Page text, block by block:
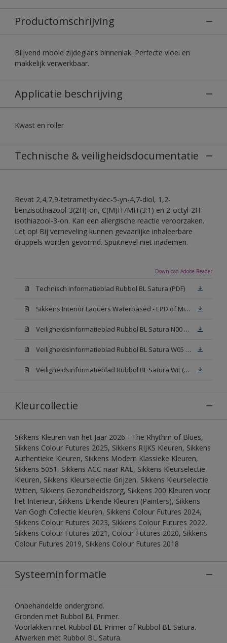
Productomschrijving
Blijvend mooie zijdeglans binnenlak. Perfecte vloei en
makkelijk verwerkbaar.
Applicatie beschrijving
Kwast en roller
Technische & veiligheidsdocumentatie
Bevat 2,4,7,9-tetramethyldec-5-yn-4,7-diol, 1,2-
benzisothiazool-3(2H)-on, C(M)IT/MIT(3:1) en 2-octyl-2H-
isothiazool-3-on. Kan een allergische reactie veroorzaken.
Let op! Bij verneveling kunnen gevaarlijke inhaleerbare
druppels worden gevormd. Spuitnevel niet inademen.
Download Adobe Reader
Technisch Informatieblad Rubbol BL Satura (PDF)
Sikkens Interior Laquers Waterbased - EPD of Milieuproductverklaring
Veiligheidsinformatieblad Rubbol BL Satura N00 (MSDS)
Veiligheidsinformatieblad Rubbol BL Satura W05 (MSDS)
Veiligheidsinformatieblad Rubbol BL Satura Wit (MSDS)
Kleurcollectie
Sikkens Kleuren van het Jaar 2026 - The Rhythm of Blues,
Sikkens Colour Futures 2025, Sikkens RIJKS Kleuren, Sikkens
Authentieke Kleuren, Sikkens Modern Klassieke Kleuren,
Sikkens 5051, Sikkens ACC naar RAL, Sikkens Kleurselectie
Kleuren, Sikkens Kleurselectie Grijzen, Sikkens Kleurselectie
Witten, Sikkens Gezondheidszorg, Sikkens 200 Kleuren voor
het Interieur, Sikkens Erkende Kleuren (Painters), Sikkens
Van Gogh Collectie kleuren, Sikkens Colour Futures 2024,
Sikkens Colour Futures 2023, Sikkens Colour Futures 2022,
Sikkens Colour Futures 2021, Colour Futures 2020, Sikkens
Colour Futures 2019, Sikkens Colour Futures 2018
Systeeminformatie
Onbehandelde ondergrond.
Gronden met Rubbol BL Primer.
Voorlakken met Rubbol BL Primer of Rubbol BL Satura.
Afwerken met Rubbol BL Satura.